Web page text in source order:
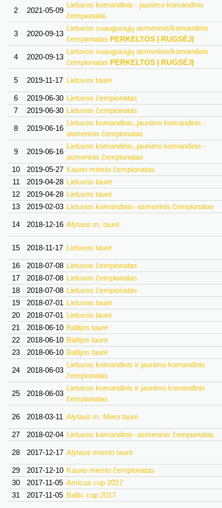
2 2021-05-09
Lietuvos komandinis - jaunimo komandinis
čempionatai
3 2020-09-13
Lietuvos suaugusiųjų asmeninis/komandinis
čempionatas PERKELTOS Į RUGSĖJĮ
4 2020-09-13
Lietuvos suaugusiųjų asmeninis/komandinis
čempionatas PERKELTOS Į RUGSĖJĮ
5 2019-11-17 Lietuvos taurė
6 2019-06-30 Lietuvos čempionatas
7
2019-06-30 Lietuvos čempionatas
8 2019-06-16
Lietuvos komandinis, jaunimo komandinis -
asmeninis čempionatas
9 2019-06-16
Lietuvos komandinis, jaunimo komandinis -
asmeninis čempionatas
10
2019-05-27 Kauno miesto čempionatas
11
2019-04-28 Lietuvos taurė
12
2019-04-28 Lietuvos taurė
13
2019-02-03 Lietuvos komandinis- asmeninis čempionatas
14 2018-12-16 Alytaus m. taurė
15 2018-11-17 Lietuvos taurė
16 2018-07-08 Lietuvos čempionatas
17
2018-07-08 Lietuvos čempionatas
18
2018-07-08 Lietuvos čempionatas
19
2018-07-01 Lietuvos taurė
20
2018-07-01 Lietuvos taurė
21
2018-06-10 Baltijos taurė
22
2018-06-10 Baltijos taurė
23
2018-06-10 Baltijos taurė
24 2018-06-03
Lietuvos komandinis ir jaunimo komandinis
čempionatas
25 2018-06-03
Lietuvos komandinis ir jaunimo komandinis
čempionatas
26 2018-03-11 Alytaus m. Mero taurė
27 2018-02-04 Lietuvos komandinis- asmeninis čempionatas
28 2017-12-17 Alytaus miesto taurė
29 2017-12-10 Kauno miesto čempionatas
30
2017-11-05 Amicus cup 2017
31
2017-11-05 Baltic cup 2017